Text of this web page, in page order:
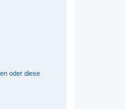
oder diese